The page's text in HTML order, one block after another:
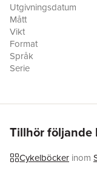
Utgivningsdatum
Mått
Vikt
Format
Språk
Serie
Förlag
Tillhör följande
Cykelböcker inom